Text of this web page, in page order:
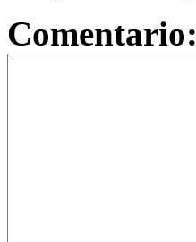
Comentario: